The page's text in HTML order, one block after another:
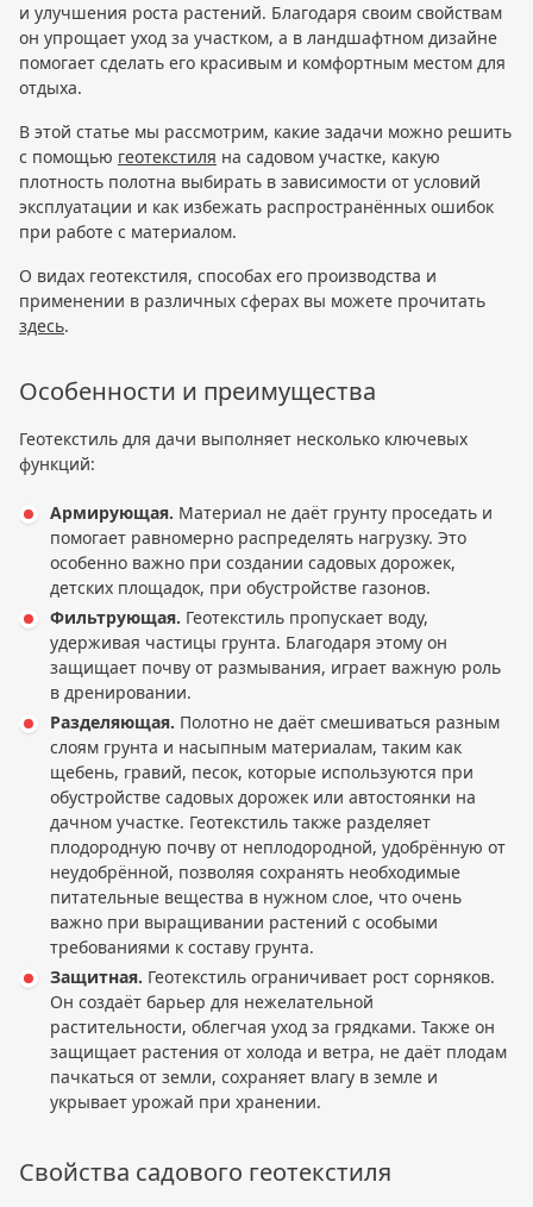
и улучшения роста растений. Благодаря своим свойствам
он упрощает уход за участком, а в ландшафтном дизайне
помогает сделать его красивым и комфортным местом для
отдыха.
В этой статье мы рассмотрим, какие задачи можно решить
с помощью геотекстиля на садовом участке, какую
плотность полотна выбирать в зависимости от условий
эксплуатации и как избежать распространённых ошибок
при работе с материалом.
О видах геотекстиля, способах его производства и
применении в различных сферах вы можете прочитать
здесь.
Особенности и преимущества
Геотекстиль для дачи выполняет несколько ключевых
функций:
Армирующая. Материал не даёт грунту проседать и
помогает равномерно распределять нагрузку. Это
особенно важно при создании садовых дорожек,
детских площадок, при обустройстве газонов.
Фильтрующая. Геотекстиль пропускает воду,
удерживая частицы грунта. Благодаря этому он
защищает почву от размывания, играет важную роль
в дренировании.
Разделяющая. Полотно не даёт смешиваться разным
слоям грунта и насыпным материалам, таким как
щебень, гравий, песок, которые используются при
обустройстве садовых дорожек или автостоянки на
дачном участке. Геотекстиль также разделяет
плодородную почву от неплодородной, удобрённую от
неудобрённой, позволяя сохранять необходимые
питательные вещества в нужном слое, что очень
важно при выращивании растений с особыми
требованиями к составу грунта.
Защитная. Геотекстиль ограничивает рост сорняков.
Он создаёт барьер для нежелательной
растительности, облегчая уход за грядками. Также он
защищает растения от холода и ветра, не даёт плодам
пачкаться от земли, сохраняет влагу в земле и
укрывает урожай при хранении.
Свойства садового геотекстиля